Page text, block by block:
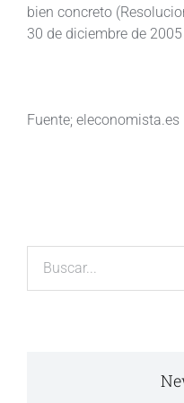
bien concreto
30 de diciembre de
Fuente; eleconomista.es